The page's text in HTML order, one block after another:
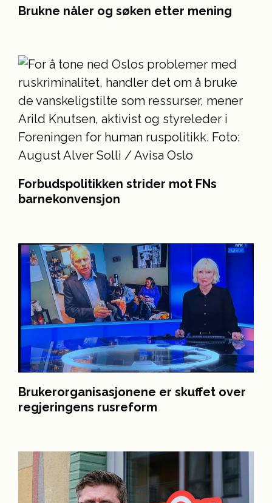
Brukne nåler og søken etter mening
Forbudspolitikken strider mot FNs
barnekonvensjon
Brukerorganisasjonene er skuffet over
regjeringens rusreform